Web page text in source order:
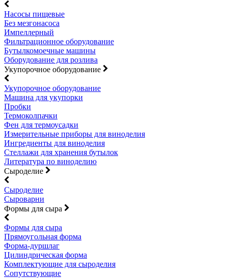
Насосы пищевые
Без мезгонасоса
Импеллерный
Фильтрационное оборудование
Бутылкомоечные машины
Оборудование для розлива
Укупорочное оборудование
Укупорочное оборудование
Машина для укупорки
Пробки
Термоколпачки
Фен для термоусадки
Измерительные приборы для виноделия
Ингредиенты для виноделия
Стеллажи для хранения бутылок
Литература по виноделию
Сыроделие
Сыроделие
Сыроварни
Формы для сыра
Формы для сыра
Прямоугольная форма
Форма-дуршлаг
Цилиндрическая форма
Комплектующие для сыроделия
Сопутствующие